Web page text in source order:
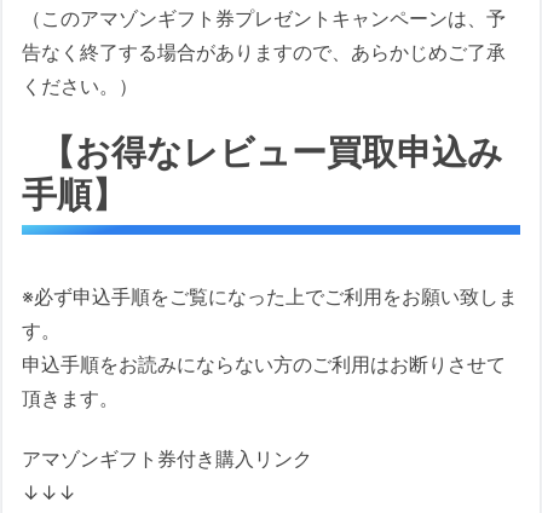
（このアマゾンギフト券プレゼントキャンペーンは、予
告なく終了する場合がありますので、あらかじめご了承
ください。）
【お得なレビュー買取申込み
手順】
※必ず申込手順をご覧になった上でご利用をお願い致しま
す。
申込手順をお読みにならない方のご利用はお断りさせて
頂きます。
アマゾンギフト券付き購入リンク
↓↓↓